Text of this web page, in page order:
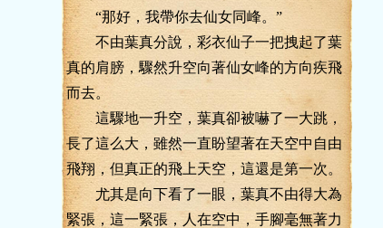
“那好，我帶你去仙女同峰。”
不由葉真分說，彩衣仙子一把拽起了葉
真的肩膀，驟然升空向著仙女峰的方向疾飛
而去。
這驟地一升空，葉真卻被嚇了一大跳，
長了這么大，雖然一直盼望著在天空中自由
飛翔，但真正的飛上天空，這還是第一次。
尤其是向下看了一眼，葉真不由得大為
緊張，這一緊張，人在空中，手腳毫無著力